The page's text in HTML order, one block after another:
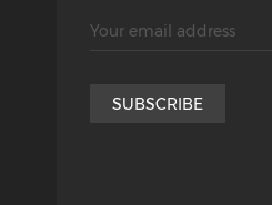
SUBSCRIBE